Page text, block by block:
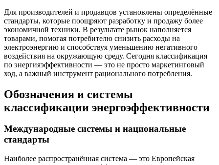
Для производителей и продавцов установлены определённые
стандарты, которые поощряют разработку и продажу более
экономичной техники. В результате рынок наполняется
товарами, помогая потребителю снизить расходы на
электроэнергию и способствуя уменьшению негативного
воздействия на окружающую среду. Сегодня классификация
по энергияэффективности — это не просто маркетинговый
ход, а важный инструмент рационального потребления.
Обозначения и системы
классификации энергоэффективности
Международные системы и национальные
стандарты
Наиболее распространённая система — это Европейская